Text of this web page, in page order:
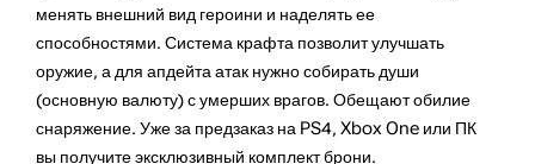
менять внешний вид героини и наделять ее
способностями. Система крафта позволит улучшать
оружие, а для апдейта атак нужно собирать души
(основную валюту) с умерших врагов. Обещают обилие
снаряжение. Уже за предзаказ на PS4, Xbox One или ПК
вы получите эксклюзивный комплект брони.